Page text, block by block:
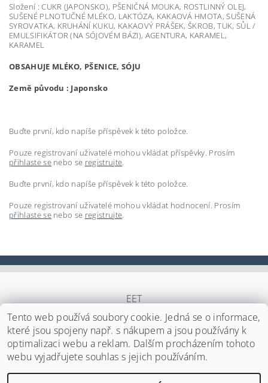
Složení :CUKR (JAPONSKO), PŠENIČNÁ MOUKA, ROSTLINNÝ OLEJ,
SUŠENÉ PLNOTUČNÉ MLÉKO, LAKTÓZA, KAKAOVÁ HMOTA, SUŠENÁ
SYROVATKA, KRUHÁNÍ KUKU, KAKAOVÝ PRÁŠEK, ŠKROB, TUK, SŮL /
EMULSIFIKÁTOR (NA SÓJOVÉM BÁZI), AGENTURA, KARAMEL,
KARAMEL
OBSAHUJE MLÉKO, PŠENICE, SÓJU
Země původu : Japonsko
Buďte první, kdo napíše příspěvek k této položce.
Pouze registrovaní uživatelé mohou vkládat příspěvky. Prosím
přihlaste senebo se registrujte.
Buďte první, kdo napíše příspěvek k této položce.
Pouze registrovaní uživatelé mohou vkládat hodnocení. Prosím
přihlaste senebo se registrujte.
EET
2026 ©Japa Foods s.r.o. , všechna práva vyhrazenaUpravit nastavení cookies
Vytvořil Shoptet
Tento web používá soubory cookie. Jedná se o informace,
které jsou spojeny např. s nákupem a jsou používány k
optimalizaci webu a reklam. Dalším procházením tohoto
webu vyjadřujete souhlas s jejich používáním.